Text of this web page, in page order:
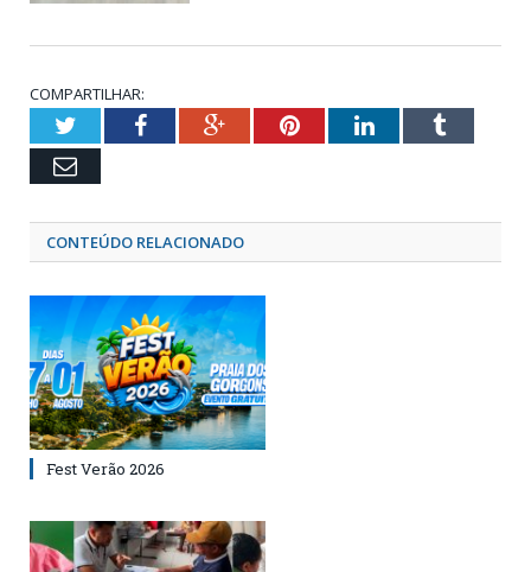
COMPARTILHAR:
TwitterFacebookGoogle+PinterestLinkedInTumblr
Email
CONTEÚDO RELACIONADO
Fest Verão 2026